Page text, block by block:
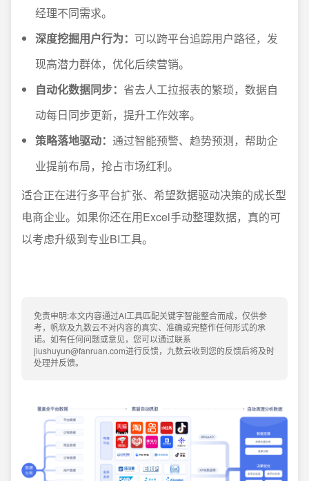
经理不同需求。
深度挖掘用户行为： 可以跨平台追踪用户路径，发
现高潜力群体，优化后续营销。
自动化数据同步： 省去人工拉报表的繁琐，数据自
动每日同步更新，提升工作效率。
策略落地驱动： 通过智能预警、趋势预测，帮助企
业提前布局，抢占市场红利。
适合正在进行多平台扩张、希望数据驱动决策的成长型
电商企业。如果你还在用Excel手动整理数据，真的可
以考虑升级到专业BI工具。
免责申明:本文内容通过AI工具匹配关键字智能整合而成，仅供参
考，帆软及九数云不对内容的真实、准确或完整作任何形式的承
诺。如有任何问题或意见，您可以通过联系
jiushuyun@fanruan.com进行反馈，九数云收到您的反馈后将及时
处理并反馈。